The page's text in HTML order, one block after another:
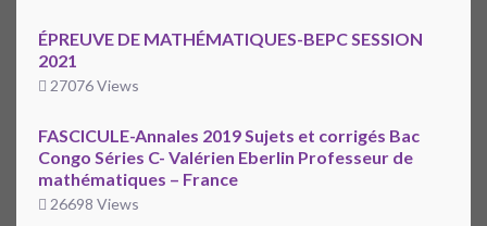
ÉPREUVE DE MATHÉMATIQUES-BEPC SESSION
2021
27076 Views
FASCICULE-Annales 2019 Sujets et corrigés Bac
Congo Séries C- Valérien Eberlin Professeur de
mathématiques – France
26698 Views